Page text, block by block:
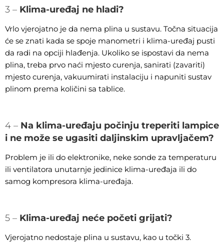
3 – Klima-uređaj ne hladi?
Vrlo vjerojatno je da nema plina u sustavu. Točna situacija
će se znati kada se spoje manometri i klima-uređaj pusti
da radi na opciji hlađenja. Ukoliko se ispostavi da nema
plina, treba prvo naći mjesto curenja, sanirati (zavariti)
mjesto curenja, vakuumirati instalaciju i napuniti sustav
plinom prema količini sa tablice.
4 – Na klima-uređaju počinju treperiti lampice
i ne može se ugasiti daljinskim upravljačem?
Problem je ili do elektronike, neke sonde za temperaturu
ili ventilatora unutarnje jedinice klima-uređaja ili do
samog kompresora klima-uređaja.
5 – Klima-uređaj neće početi grijati?
Vjerojatno nedostaje plina u sustavu, kao u točki 3.